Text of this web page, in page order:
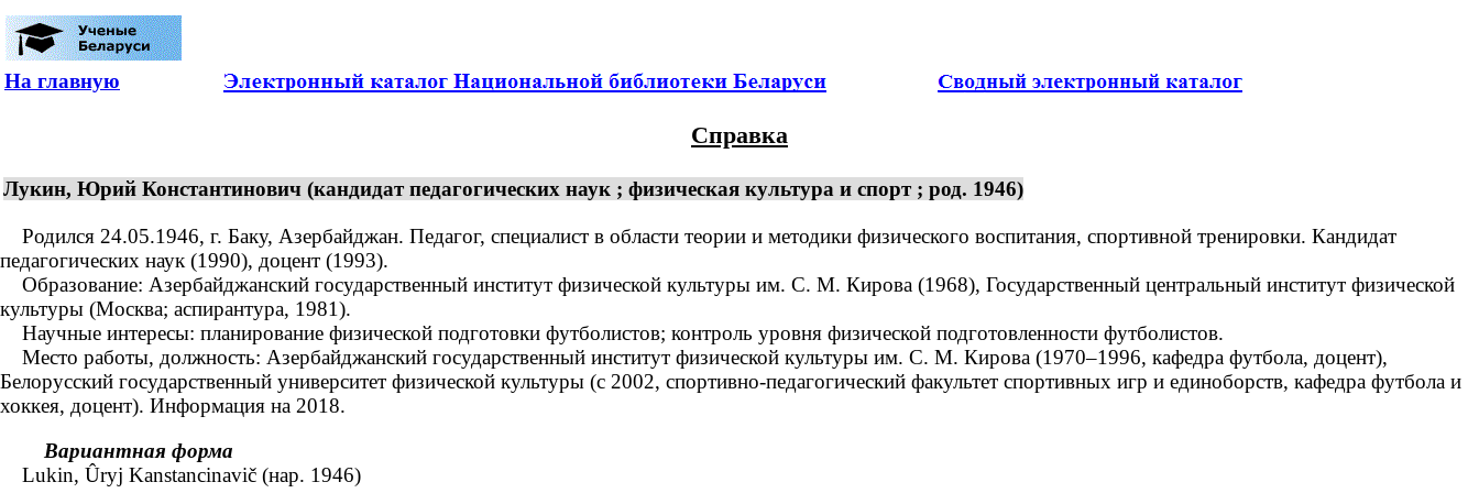
На главную
Справка
Лукин, Юрий Константинович (кандидат педагогических наук ; физическая культура и спорт ; род. 1946)
Родился 24.05.1946, г. Баку, Азербайджан. Педагог, специалист в области теории и методики физического воспитания, спортивной тренировки. Кандидат
педагогических наук (1990), доцент (1993).
Образование: Азербайджанский государственный институт физической культуры им. С. М. Кирова (1968), Государственный центральный институт физической
культуры (Москва; аспирантура, 1981).
Научные интересы: планирование физической подготовки футболистов; контроль уровня физической подготовленности футболистов.
Место работы, должность: Азербайджанский государственный институт физической культуры им. С. М. Кирова (1970–1996, кафедра футбола, доцент),
Белорусский государственный университет физической культуры (с 2002, спортивно-педагогический факультет спортивных игр и единоборств, кафедра футбола и
хоккея, доцент). Информация на 2018.
Вариантная форма
Lukin, Ûryj Kanstancinavič (нар. 1946)